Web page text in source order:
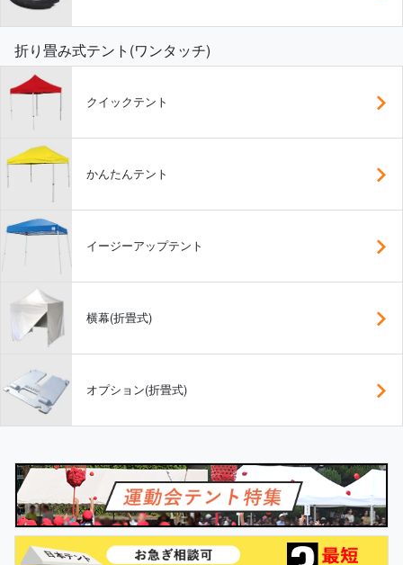
折り畳み式テント(ワンタッチ)
クイックテント
かんたんテント
イージーアップテント
横幕(折畳式)
オプション(折畳式)